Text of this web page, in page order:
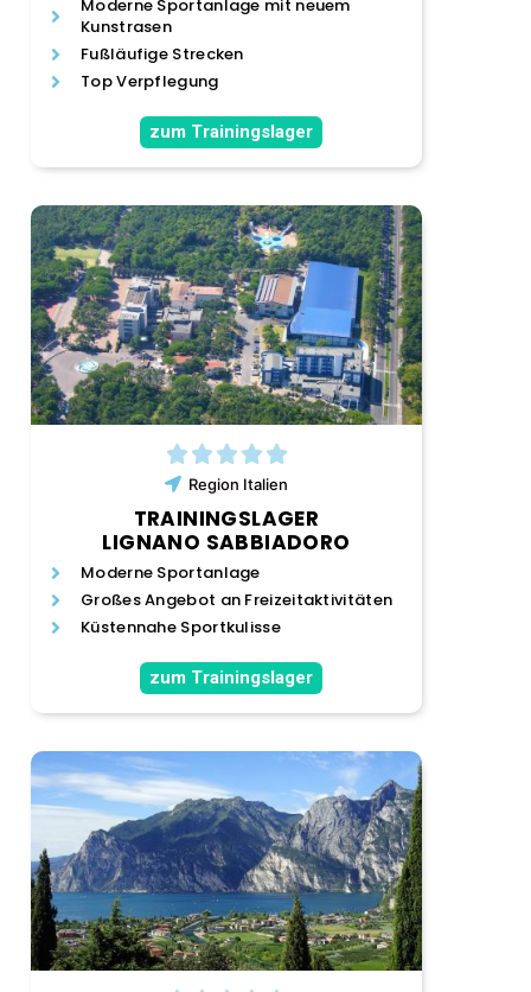
Moderne Sportanlage mit neuem
Kunstrasen
Fußläufige Strecken
Top Verpflegung
zum Trainingslager
Region Italien
TRAININGSLAGER
LIGNANO SABBIADORO
Moderne Sportanlage
Großes Angebot an Freizeitaktivitäten
Küstennahe Sportkulisse
zum Trainingslager